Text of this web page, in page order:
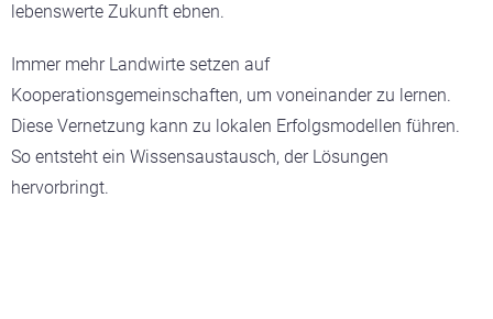
lebenswerte Zukunft ebnen.
Immer mehr Landwirte setzen auf
Kooperationsgemeinschaften, um voneinander zu lernen.
Diese Vernetzung kann zu lokalen Erfolgsmodellen führen.
So entsteht ein Wissensaustausch, der Lösungen
hervorbringt.